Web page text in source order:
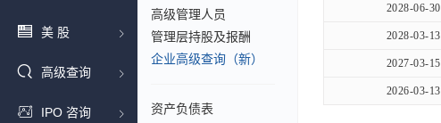
美 股
高级查询
IPO 咨询
高级管理人员
管理层持股及报酬
企业高级查询（新）
资产负债表
2028-06-30
2028-03-13
2027-03-15
2026-03-13